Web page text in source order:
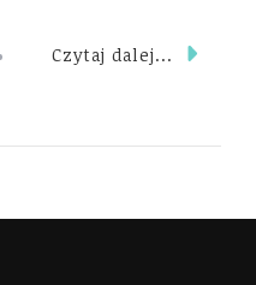
Czytaj dalej...